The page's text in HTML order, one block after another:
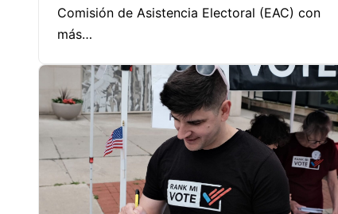
Comisión de Asistencia Electoral (EAC) con
más…